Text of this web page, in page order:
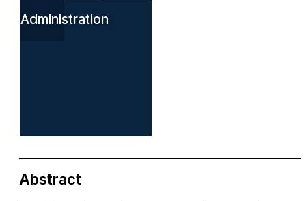
Administration
Abstract